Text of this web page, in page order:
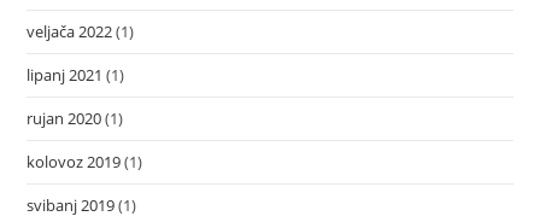
veljača 2022(1)
lipanj 2021 (1)
rujan 2020(1)
kolovoz 2019(1)
svibanj 2019(1)